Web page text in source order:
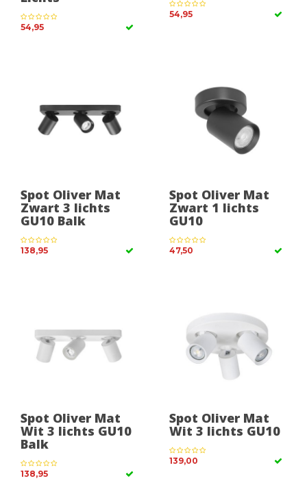
54,95
54,95
Spot Oliver Mat
Zwart 3 lichts
GU10 Balk
138,95
Spot Oliver Mat
Zwart 1 lichts
GU10
47,50
Spot Oliver Mat
Wit 3 lichts GU10
Balk
138,95
Spot Oliver Mat
Wit 3 lichts GU10
139,00